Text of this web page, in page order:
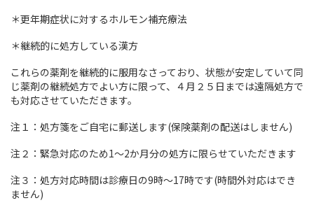
＊更年期症状に対するホルモン補充療法
＊継続的に処方している漢方
これらの薬剤を継続的に服用なさっており、状態が安定していて同
じ薬剤の継続処方でよい方に限って、４月２５日までは遠隔処方で
も対応させていただきます。
注１：処方箋をご自宅に郵送します(保険薬剤の配送はしません)
注２：緊急対応のため1～2か月分の処方に限らせていただきます
注３：処方対応時間は診療日の9時～17時です(時間外対応はでき
ません)